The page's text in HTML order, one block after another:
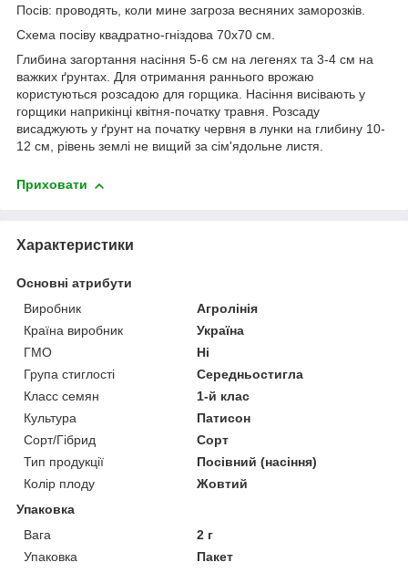
Посів: проводять, коли мине загроза весняних заморозків.
Схема посіву квадратно-гніздова 70x70 см.
Глибина загортання насіння 5-6 см на легенях та 3-4 см на
важких ґрунтах. Для отримання раннього врожаю
користуються розсадою для горщика. Насіння висівають у
горщики наприкінці квітня-початку травня. Розсаду
висаджують у ґрунт на початку червня в лунки на глибину 10-
12 см, рівень землі не вищий за сім'ядольне листя.
Приховати
Характеристики
Основні атрибути
Виробник
Агролінія
Країна виробник
Україна
ГМО
Ні
Група стиглості
Середньостигла
Класс семян
1-й клас
Культура
Патисон
Сорт/Гібрид
Сорт
Тип продукції
Посівний (насіння)
Колір плоду
Жовтий
Упаковка
Вага
2 г
Упаковка
Пакет